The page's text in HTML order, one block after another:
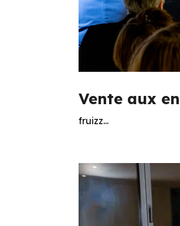
Vente aux
fruizz...